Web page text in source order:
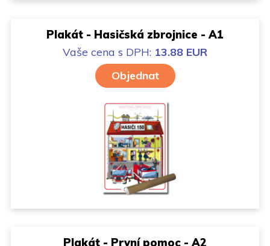
Plakát - Hasičská zbrojnice - A1
Vaše cena s DPH: 13.88 EUR
Objednat
Plakát - První pomoc - A2